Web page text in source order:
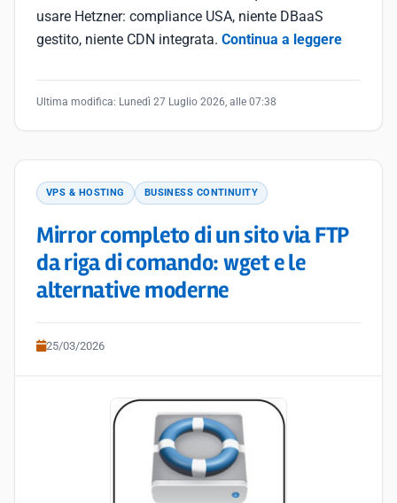
usare Hetzner: compliance USA, niente DBaaS
gestito, niente CDN integrata. Continua a leggere
Ultima modifica: Lunedì 27 Luglio 2026, alle 07:38
VPS & HOSTING BUSINESS CONTINUITY
Mirror completo di un sito via FTP
da riga di comando: wget e le
alternative moderne
25/03/2026